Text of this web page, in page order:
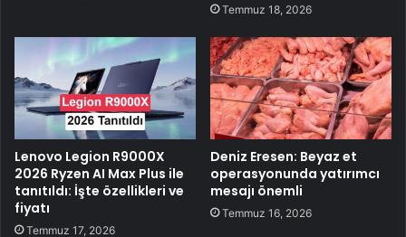
Temmuz 18, 2026
Lenovo Legion R9000X
2026 Ryzen AI Max Plus ile
tanıtıldı: İşte özellikleri ve
fiyatı
Temmuz 17, 2026
Deniz Eresen: Beyaz et
operasyonunda yatırımcı
mesajı önemli
Temmuz 16, 2026